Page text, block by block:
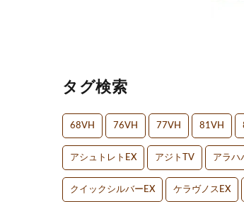
タグ検索
68VH 76VH 77VH 81VH
アシュトレトEX アジトTV アラハ
クイックシルバーEX ケラヴノスEX